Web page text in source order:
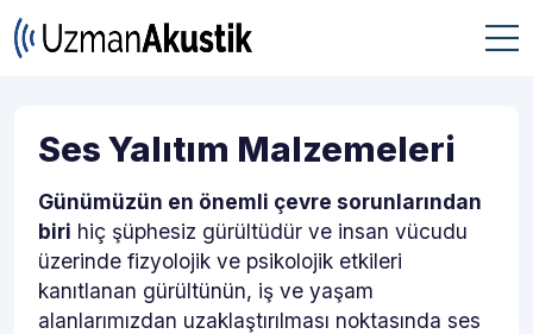
Ses Yalıtım Malzemeleri
Günümüzün en önemli çevre sorunlarından
biri hiç şüphesiz gürültüdür ve insan vücudu
üzerinde fizyolojik ve psikolojik etkileri
kanıtlanan gürültünün, iş ve yaşam
alanlarımızdan uzaklaştırılması noktasında ses